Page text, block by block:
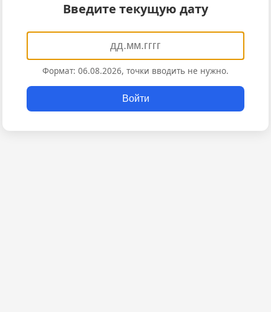
Введите текущую дату
Формат: 06.08.2026, точки вводить не нужно.
Войти